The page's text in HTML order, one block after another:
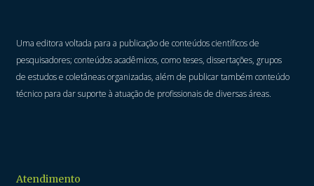
Uma editora voltada para a publicação de conteúdos científicos de
pesquisadores; conteúdos acadêmicos, como teses, dissertações, grupos
de estudos e coletâneas organizadas, além de publicar também conteúdo
técnico para dar suporte à atuação de profissionais de diversas áreas.
Atendimento